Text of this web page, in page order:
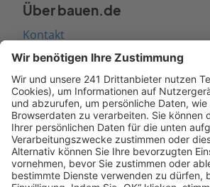
Über bauen.de
Kontakt
Seitenaufbau
Barrierefreiheit
Cookie Einstellungen
Rechtliches
AGB-Übersicht